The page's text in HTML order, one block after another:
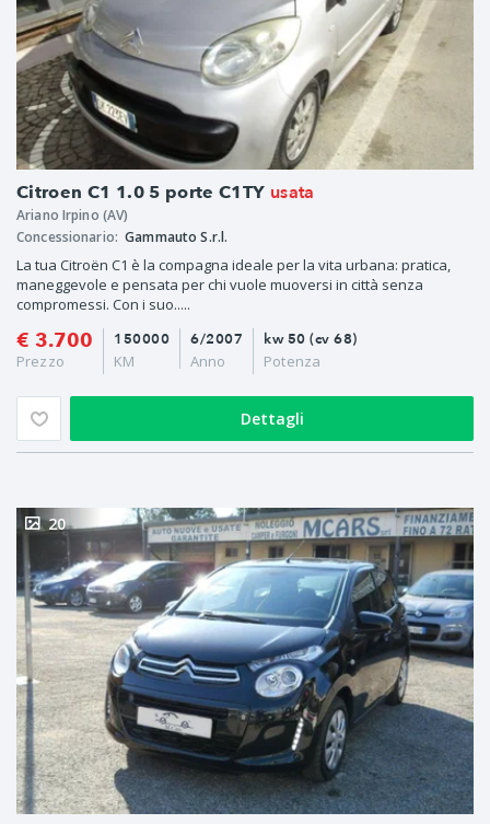
Citroen C1 1.0 5 porte C1TY usata
Ariano Irpino (AV)
Concessionario: Gammauto S.r.l.
La tua Citroën C1 è la compagna ideale per la vita urbana: pratica,
maneggevole e pensata per chi vuole muoversi in città senza
compromessi. Con i suo.....
€ 3.700
Prezzo
6/2007
Anno
150000
KM
kw 50 (cv 68)
Potenza
Dettagli
20